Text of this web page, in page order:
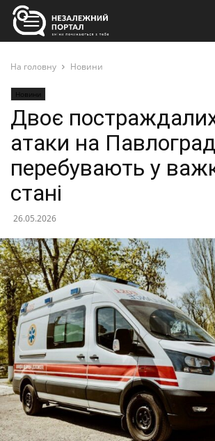
На головну Новини
Новини
Двоє
атаки на Павлоград
перебувають у
стані
26.05.2026